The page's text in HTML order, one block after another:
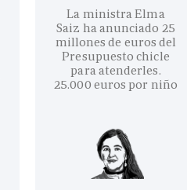
La ministra Elma
Saiz ha anunciado 25
millones de euros del
Presupuesto chicle
para atenderles.
25.000 euros por niño